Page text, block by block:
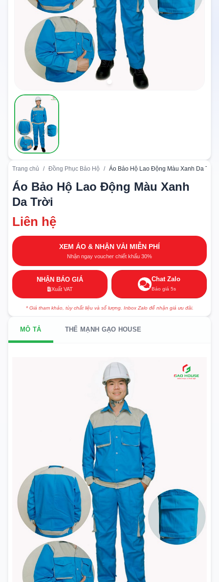
Trang chủ / Đồng Phục Bảo Hộ / Áo Bảo Hộ Lao Động Màu Xanh Da Trời
Áo Bảo Hộ Lao Động Màu Xanh
Da Trời
Liên hệ
XEM ÁO & NHẬN VẢI MIỄN PHÍ
Nhận ngay voucher chiết khấu 30%
NHẬN BÁO GIÁ
Xuất VAT
Chat Zalo
Báo giá 5s
* Giá tham khảo, tùy chất liệu và số lượng. Inbox Zalo để nhận giá ưu đãi.
MÔ TẢ THẾ MẠNH GẠO HOUSE